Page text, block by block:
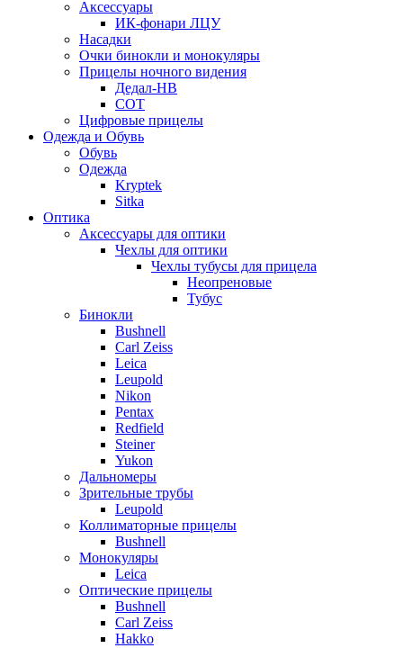
Аксессуары
ИК-фонари ЛЦУ
Насадки
Очки бинокли и монокуляры
Прицелы ночного видения
Дедал-НВ
СОТ
Цифровые прицелы
Одежда и Обувь
Обувь
Одежда
Kryptek
Sitka
Оптика
Аксессуары для оптики
Чехлы для оптики
Чехлы тубусы для прицела
Неопреновые
Тубус
Бинокли
Bushnell
Carl Zeiss
Leica
Leupold
Nikon
Pentax
Redfield
Steiner
Yukon
Дальномеры
Зрительные трубы
Leupold
Коллиматорные прицелы
Bushnell
Монокуляры
Leica
Оптические прицелы
Bushnell
Carl Zeiss
Hakko